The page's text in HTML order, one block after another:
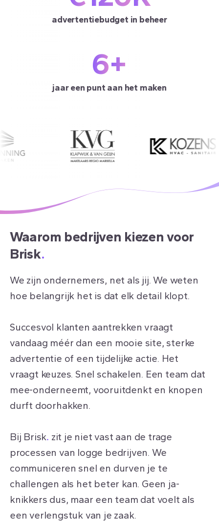
advertentiebudget in beheer
6+
jaar een punt aan het maken
Waarom bedrijven kiezen voor
Brisk.
We zijn ondernemers, net als jij. We weten
hoe belangrijk het is dat elk detail klopt.
Succesvol klanten aantrekken vraagt
vandaag méér dan een mooie site, sterke
advertentie of een tijdelijke actie. Het
vraagt keuzes. Snel schakelen. Een team dat
mee-onderneemt, vooruitdenkt en knopen
durft doorhakken.
Bij Brisk. zit je niet vast aan de trage
processen van logge bedrijven. We
communiceren snel en durven je te
challengen als het beter kan. Geen ja-
knikkers dus, maar een team dat voelt als
een verlengstuk van je zaak.